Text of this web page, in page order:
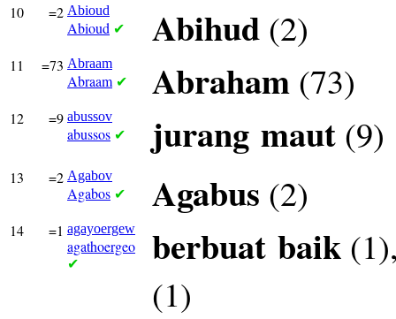
10 =2 Abioud
Abioud ✔ Abihud (2)
11 =73 Abraam
Abraam ✔ Abraham (73)
12 =9 abussov
abussos ✔ jurang maut (9)
13 =2 Agabov
Agabos ✔ Agabus (2)
14 =1 agayoergew
agathoergeo
✔ berbuat baik
(1)